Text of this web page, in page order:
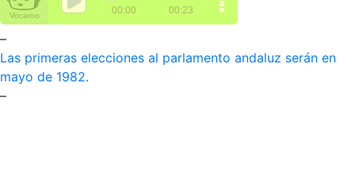
–
Las primeras elecciones al parlamento andaluz serán en
mayo de 1982.
–